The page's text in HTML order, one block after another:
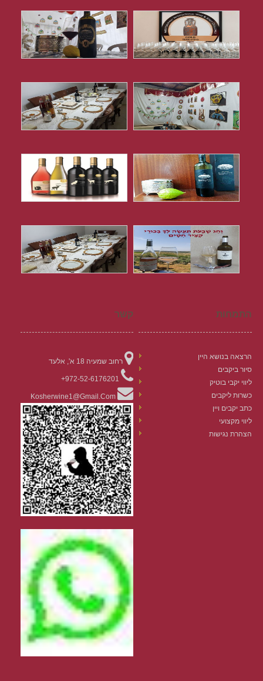
התמחות
הרצאה בנושא היין
סיור ביקבים
ליווי יקבי בוטיק
כשרות ליקבים
כתב יקבים ויין
ליווי מקצועי
הצהרת נגישות
קשר
רחוב שמעיה 18 א', אלעד
972-52-6176201+
Kosherwine1@gmail.com